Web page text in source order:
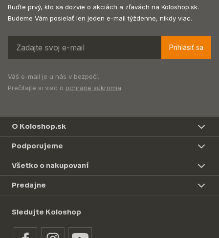
Buďte prvý, kto sa dozvie o akciách a zľavách na Koloshop.sk.
Budeme Vám posielať len jeden e-mail týždenne, nikdy viac.
Prihlásiť sa
Váš e-mail je u nás v bezpečí.
Prečítajte si viac o ochrane súkromia.
O Koloshop.sk
Podporujeme
Všetko o nakupovaní
Predajne
Sledujte Koloshop